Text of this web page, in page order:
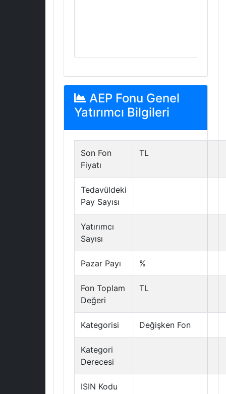
AEP Fonu Genel
Yatırımcı Bilgileri
Son Fon
Fiyatı
TL
Tedavüldeki
Pay Sayısı
Yatırımcı
Sayısı
Pazar Payı %
Fon Toplam
Değeri
TL
Kategorisi Değişken Fon
Kategori
Derecesi
ISIN Kodu